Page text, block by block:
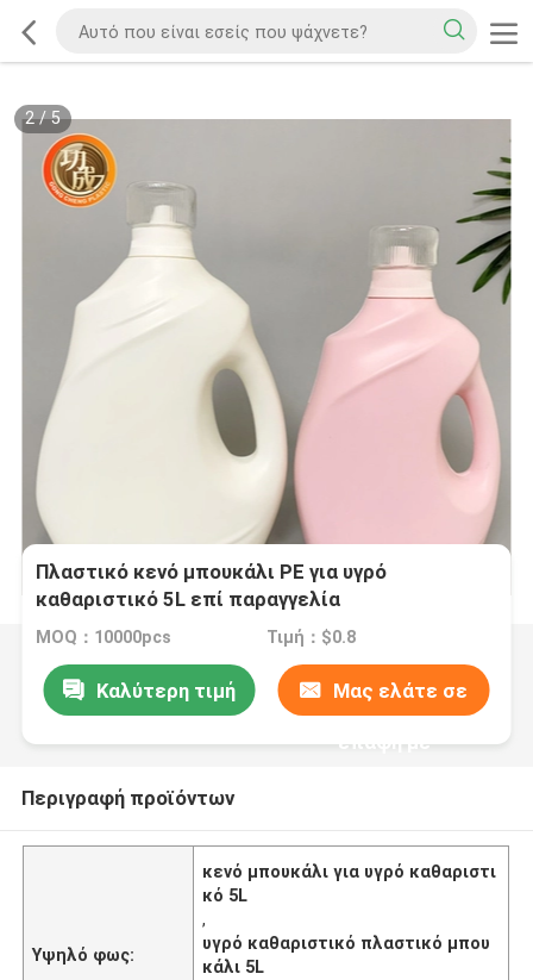
2/5
Πλαστικό κενό μπουκάλι PE για υγρό
καθαριστικό 5L επί παραγγελία
MOQ：10000pcs Τιμή：$0.8
Καλύτερη τιμή Μας ελάτε σε
επαφή με
Περιγραφή προϊόντων
Υψηλό φως:
κενό μπουκάλι για υγρό καθαριστι
κό 5L
,
υγρό καθαριστικό πλαστικό μπου
κάλι 5L